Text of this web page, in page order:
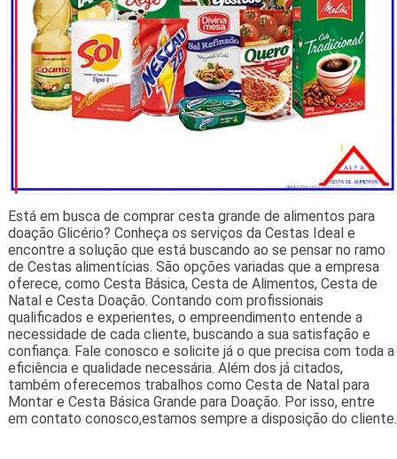
Está em busca de comprar cesta grande de alimentos para
doação Glicério? Conheça os serviços da Cestas Ideal e
encontre a solução que está buscando ao se pensar no ramo
de Cestas alimentícias. São opções variadas que a empresa
oferece, como Cesta Básica, Cesta de Alimentos, Cesta de
Natal e Cesta Doação. Contando com profissionais
qualificados e experientes, o empreendimento entende a
necessidade de cada cliente, buscando a sua satisfação e
confiança. Fale conosco e solicite já o que precisa com toda a
eficiência e qualidade necessária. Além dos já citados,
também oferecemos trabalhos como Cesta de Natal para
Montar e Cesta Básica Grande para Doação. Por isso, entre
em contato conosco,estamos sempre a disposição do cliente.